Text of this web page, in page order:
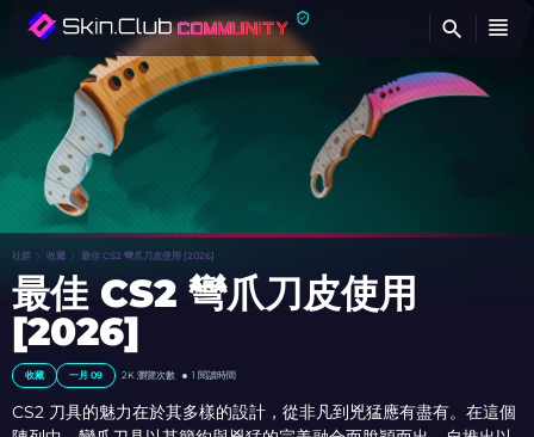
社群 收藏 最佳 CS2 彎爪刀皮使用 [2026]
最佳 CS2 彎爪刀皮使用
[2026]
收藏 一月 09 2K 瀏覽次數 1 閱讀時間
CS2 刀具的魅力在於其多樣的設計，從非凡到兇猛應有盡有。在這個